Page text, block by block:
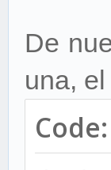
-e
De
una,
Code: